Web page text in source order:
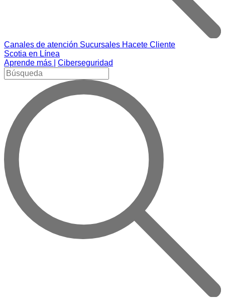
Canales de atención Sucursales Hacete Cliente
Scotia en Línea
Aprende más |
Ciberseguridad